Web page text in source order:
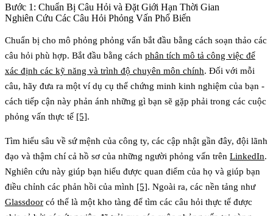
Bước 1: Chuẩn Bị Câu Hỏi và Đặt Giới Hạn Thời Gian
Nghiên Cứu Các Câu Hỏi Phỏng Vấn Phổ Biến
Chuẩn bị cho mô phỏng phỏng vấn bắt đầu bằng cách soạn thảo các
câu hỏi phù hợp. Bắt đầu bằng cách phân tích mô tả công việc để
xác định các kỹ năng và trình độ chuyên môn chính. Đối với mỗi
câu, hãy đưa ra một ví dụ cụ thể chứng minh kinh nghiệm của bạn -
cách tiếp cận này phản ánh những gì bạn sẽ gặp phải trong các cuộc
phỏng vấn thực tế [5].
Tìm hiểu sâu về sứ mệnh của công ty, các cập nhật gần đây, đội lãnh
đạo và thậm chí cả hồ sơ của những người phỏng vấn trên LinkedIn.
Nghiên cứu này giúp bạn hiểu được quan điểm của họ và giúp bạn
điều chỉnh các phản hồi của mình [5]. Ngoài ra, các nền tảng như
Glassdoor có thể là một kho tàng để tìm các câu hỏi thực tế được